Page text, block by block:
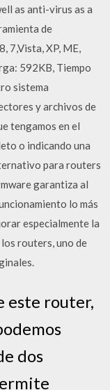
as anti-virus as a
de
7,Vista, XP, ME,
592KB, Tiempo
sistema
y archivos de
tengamos en el
o indicando una
para routers
garantiza al
lo más
especialmente la
routers, uno de
este router,
dos